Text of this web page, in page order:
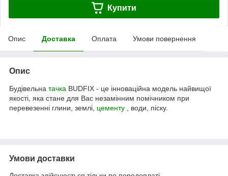
Купити
Опис Доставка Оплата Умови повернення
Опис
Будівельна тачка BUDFIX - це інноваційна модель найвищої
якості, яка стане для Вас незамінним помічником при
перевезенні глини, землі, цементу , води, піску.
Умови доставки